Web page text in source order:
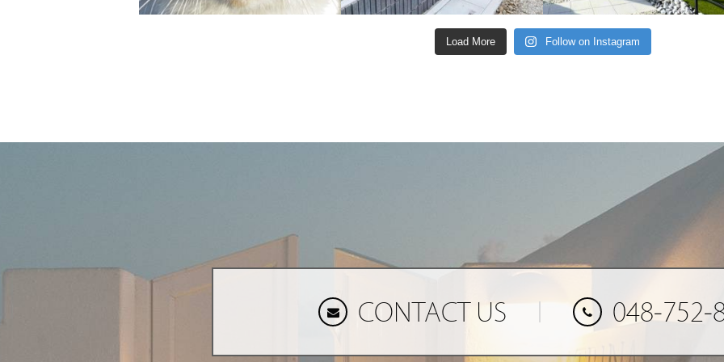
Load More Follow on Instagram
CONTACT US 048-752-